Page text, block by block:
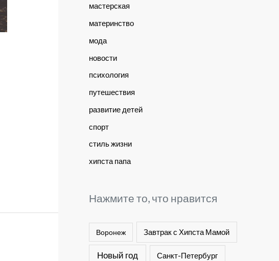
мастерская
материнство
мода
новости
психология
путешествия
развитие детей
спорт
стиль жизни
хипста папа
Нажмите то, что нравится
Воронеж Завтрак с Хипста Мамой
Новый год Санкт-Петербург